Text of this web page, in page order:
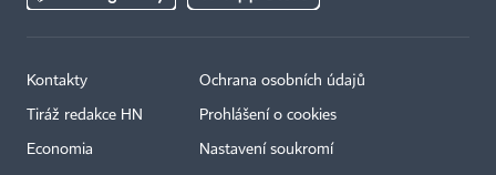
Kontakty
Tiráž redakce HN
Economia
Ochrana osobních údajů
Prohlášení o cookies
Nastavení soukromí